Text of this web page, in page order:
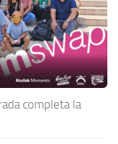
completa la